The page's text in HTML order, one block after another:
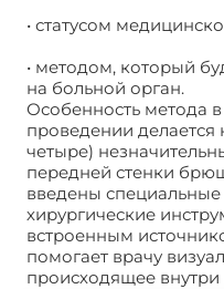
• статусом
• методом, который
на больной орган.
Особенность метода
проведении
четыре)
передней стенки
введены
хирургические
встроенным
помогает врачу
происходящее внутри